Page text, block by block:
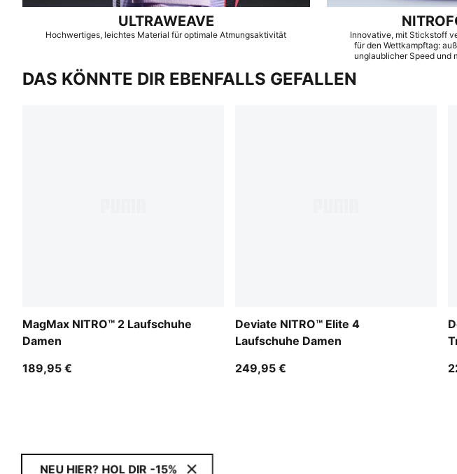
ULTRAWEAVE
Hochwertiges, leichtes Material für optimale Atmungsaktivität
Innovative, mit Stickstoff
für den Wettkampftag:
unglaublicher Speed und
DAS KÖNNTE DIR EBENFALLS GEFALLEN
MagMax NITRO™ 2 Laufschuhe
Damen
189,95 €
Deviate NITRO™ Elite 4
Laufschuhe Damen
249,95 €
NEU HIER? HOL DIR -15%